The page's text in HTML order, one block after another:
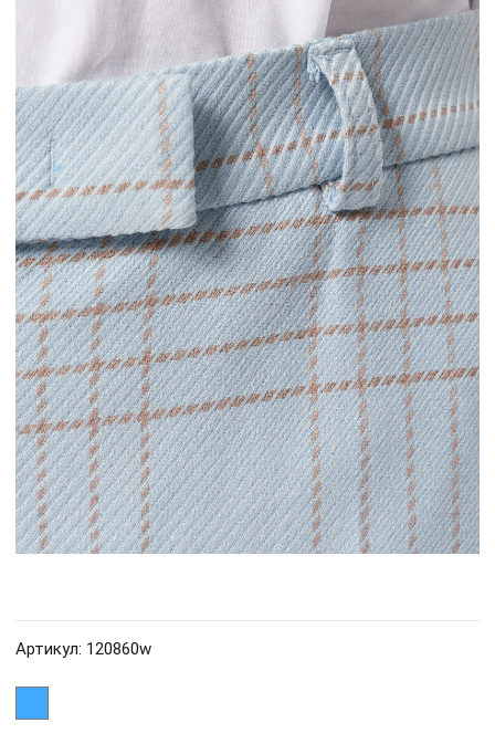
Артикул: 120860w